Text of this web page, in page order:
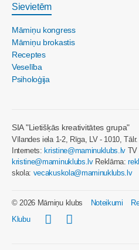
Sievietēm
Māmiņu kongress
Māmiņu brokastis
Receptes
Veselība
Psiholoģija
SIA "Lietišķās kreativitātes grupa"
Vīlandes iela 1-2, Rīga, LV - 1010,
Internets:kristine@maminuklubs.lv TV
kristine@maminuklubs.lvReklāma:
skola: vecakuskola@maminuklubs.lv
© 2026 Māmiņu klubs Noteikumi
Klubu